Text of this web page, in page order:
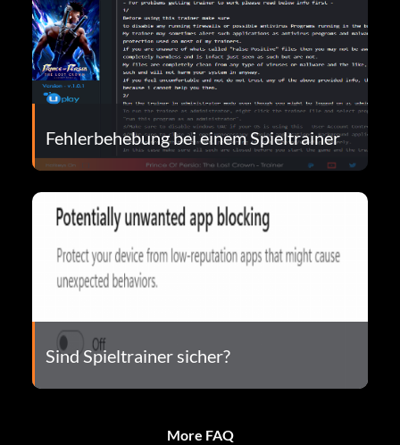
Fehlerbehebung bei einem Spieltrainer
Sind Spieltrainer sicher?
More FAQ